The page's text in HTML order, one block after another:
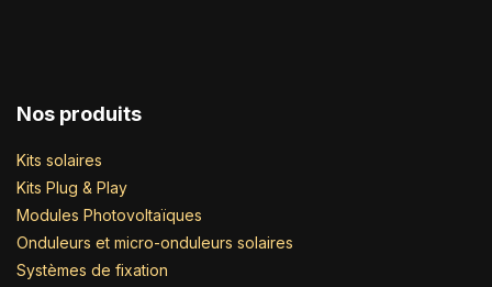
Nos produits
Kits solaires
Kits Plug & Play
Modules Photovoltaïques
Onduleurs et micro-onduleurs solaires
Systèmes de fixation